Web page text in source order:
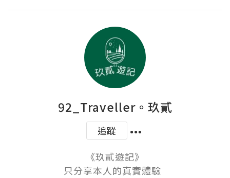
92_Traveller。玖貳
追蹤
《玖貳遊記》
只分享本人的真實體驗